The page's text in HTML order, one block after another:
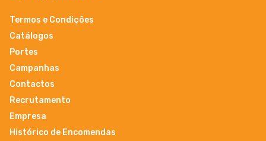
Termos e Condições
Catálogos
Portes
Campanhas
Contactos
Recrutamento
Empresa
Histórico de Encomendas